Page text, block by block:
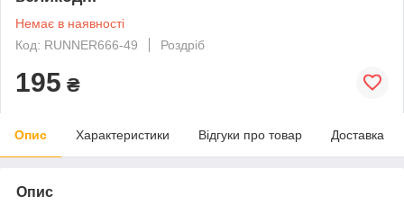
Немає в наявності
Код: RUNNER666-49
Роздріб
195 ₴
Опис Характеристики Відгуки про товар Доставка
Опис